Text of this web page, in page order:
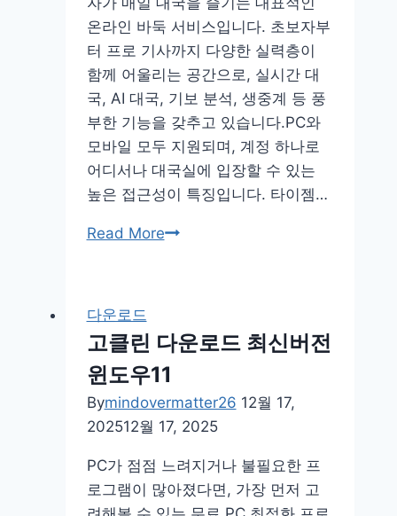
온
라
인
바
로
가
기
놀
온라인 바둑 서비스입니다. 초보자부
터 프로 기사까지 다양한 실력층이
함께 어울리는 공간으로, 실시간 대
국, AI 대국, 기보 분석, 생중계 등 풍
부한 기능을 갖추고 있습니다.PC와
모바일 모두 지원되며, 계정 하나로
어디서나 대국실에 입장할 수 있는
높은 접근성이 특징입니다. 타이젬…
Read More타
다
운
로
드
치
pc
다운로드
고클린 다운로드 최신버전
윈도우11
Bymindovermatter26 12월 17,
202512월 17, 2025
PC가 점점 느려지거나 불필요한 프
로그램이 많아졌다면, 가장 먼저 고